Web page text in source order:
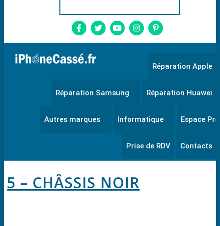
Réparation Apple
Réparation Samsung Réparation Huawei
Autres marques Informatique Espace Pro
Prise de RDV Contacts
5 – CHÂSSIS NOIR